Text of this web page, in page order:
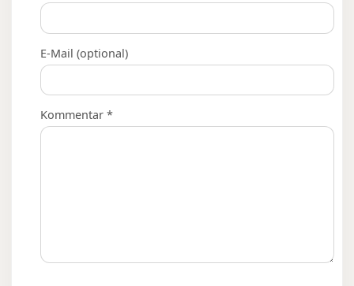
E-Mail (optional)
Kommentar *